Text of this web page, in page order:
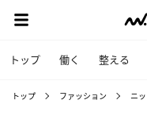
トップ 働く 整える
トップ ファッション ニ